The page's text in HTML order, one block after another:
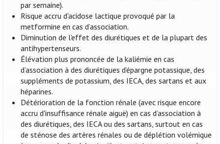
par semaine).
Risque accru d'acidose lactique provoqué par la
metformine en cas d’association.
Diminution de l'effet des diurétiques et de la plupart des
antihypertenseurs.
Élévation plus prononcée de la kaliémie en cas
d’association à des diurétiques d’épargne potassique, des
suppléments de potassium, des IECA, des sartans et aux
héparines.
Détérioration de la fonction rénale (avec risque encore
accru d'insuffisance rénale aiguë) en cas d’association à
des diurétiques, des IECA ou des sartans, surtout en cas
de sténose des artères rénales ou de déplétion volémique